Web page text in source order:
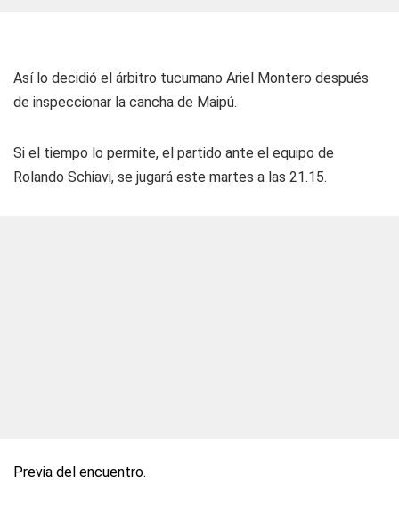
Así lo decidió el árbitro tucumano Ariel Montero después
de inspeccionar la cancha de Maipú.
Si el tiempo lo permite, el partido ante el equipo de
Rolando Schiavi, se jugará este martes a las 21.15.
Previa del encuentro.